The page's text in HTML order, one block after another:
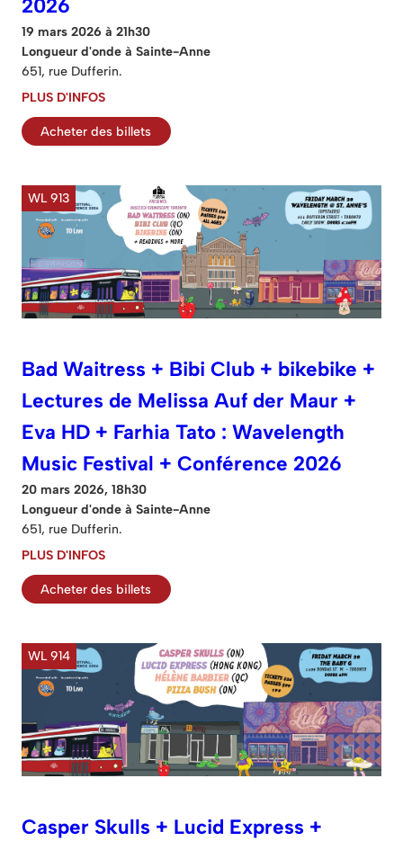
2026
19 mars 2026 à 21h30
Longueur d'onde à Sainte-Anne
651, rue Dufferin.
PLUS D'INFOS
Acheter des billets
WL 913
Bad Waitress + Bibi Club + bikebike +
Lectures de Melissa Auf der Maur +
Eva HD + Farhia Tato : Wavelength
Music Festival + Conférence 2026
20 mars 2026, 18h30
Longueur d'onde à Sainte-Anne
651, rue Dufferin.
PLUS D'INFOS
Acheter des billets
WL 914
Casper Skulls + Lucid Express +